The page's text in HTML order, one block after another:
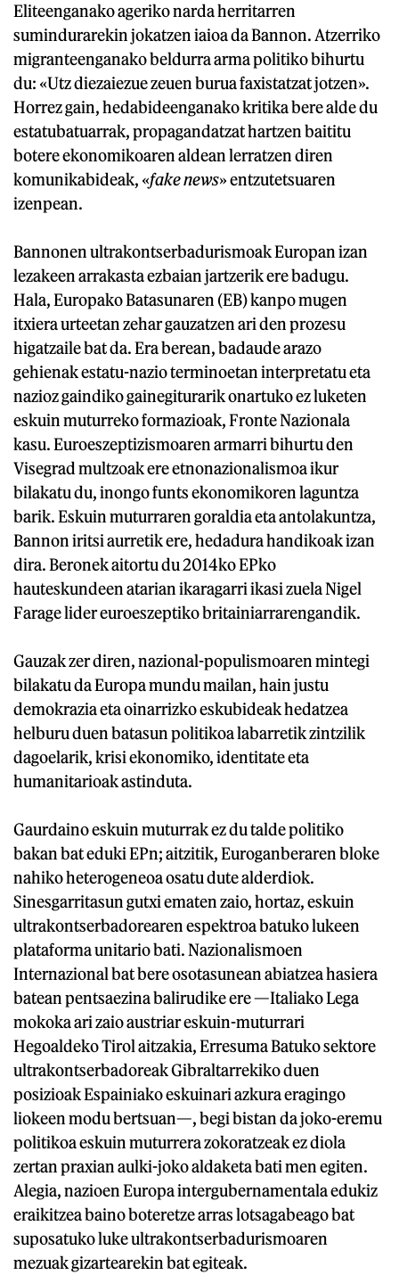
Eliteenganako ageriko narda herritarren
sumindurarekin jokatzen iaioa da Bannon. Atzerriko
migranteenganako beldurra arma politiko bihurtu
du: «Utz diezaiezue zeuen burua faxistatzat jotzen».
Horrez gain, hedabideenganako kritika bere alde du
estatubatuarrak, propagandatzat hartzen baititu
botere ekonomikoaren aldean lerratzen diren
komunikabideak, «fake news» entzutetsuaren
izenpean.
Bannonen ultrakontserbadurismoak Europan izan
lezakeen arrakasta ezbaian jartzerik ere badugu.
Hala, Europako Batasunaren (EB) kanpo mugen
itxiera urteetan zehar gauzatzen ari den prozesu
higatzaile bat da. Era berean, badaude arazo
gehienak estatu-nazio terminoetan interpretatu eta
nazioz gaindiko gainegiturarik onartuko ez luketen
eskuin muturreko formazioak, Fronte Nazionala
kasu. Euroeszeptizismoaren armarri bihurtu den
Visegrad multzoak ere etnonazionalismoa ikur
bilakatu du, inongo funts ekonomikoren laguntza
barik. Eskuin muturraren goraldia eta antolakuntza,
Bannon iritsi aurretik ere, hedadura handikoak izan
dira. Beronek aitortu du 2014ko EPko
hauteskundeen atarian ikaragarri ikasi zuela Nigel
Farage lider euroeszeptiko britainiarrarengandik.
Gauzak zer diren, nazional-populismoaren mintegi
bilakatu da Europa mundu mailan, hain justu
demokrazia eta oinarrizko eskubideak hedatzea
helburu duen batasun politikoa labarretik zintzilik
dagoelarik, krisi ekonomiko, identitate eta
humanitarioak astinduta.
Gaurdaino eskuin muturrak ez du talde politiko
bakan bat eduki EPn; aitzitik, Euroganberaren bloke
nahiko heterogeneoa osatu dute alderdiok.
Sinesgarritasun gutxi ematen zaio, hortaz, eskuin
ultrakontserbadorearen espektroa batuko lukeen
plataforma unitario bati. Nazionalismoen
Internazional bat bere osotasunean abiatzea hasiera
batean pentsaezina balirudike ere —Italiako Lega
mokoka ari zaio austriar eskuin-muturrari
Hegoaldeko Tirol aitzakia, Erresuma Batuko sektore
ultrakontserbadoreak Gibraltarrekiko duen
posizioak Espainiako eskuinari azkura eragingo
liokeen modu bertsuan—, begi bistan da joko-eremu
politikoa eskuin muturrera zokoratzeak ez diola
zertan praxian aulki-joko aldaketa bati men egiten.
Alegia, nazioen Europa intergubernamentala edukiz
eraikitzea baino boteretze arras lotsagabeago bat
suposatuko luke ultrakontserbadurismoaren
mezuak gizartearekin bat egiteak.